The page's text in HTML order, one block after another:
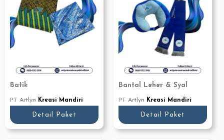
Batik
PT Artlyn Kreasi Mandiri
Detail Paket
Bantal Leher & Syal
PT Artlyn Kreasi Mandiri
Detail Paket